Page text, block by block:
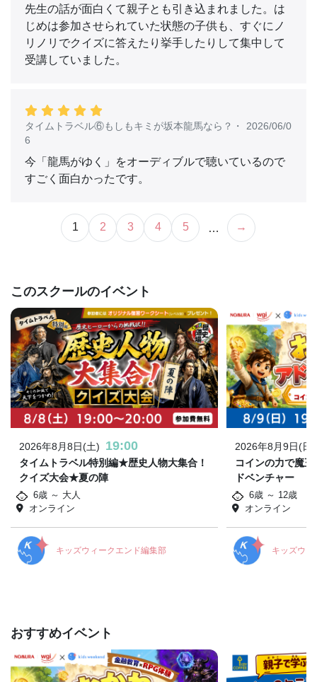
先生の話が面白くて親子とも引き込まれました。は
じめは参加させられていた状態の子供も、すぐにノ
リノリでクイズに答えたり挙手したりして集中して
受講していました。
タイムトラベル⑥もしもキミが坂本龍馬なら？ ・ 2026/06/0
6
今「龍馬がゆく」をオーディブルで聴いているので
すごく面白かったです。
1 2 3 4 5 … →
このスクールのイベント
2026年8月8日(土) 19:00
タイムトラベル特別編★歴史人物大集合！
クイズ大会★夏の陣
6歳 ～ 大人
オンライン
キッズウィークエンド編集部
2026年8月9日(日)
コインの力で魔
ドベンチャー
6歳 ～ 12歳
オンライン
キッズウィ
おすすめイベント